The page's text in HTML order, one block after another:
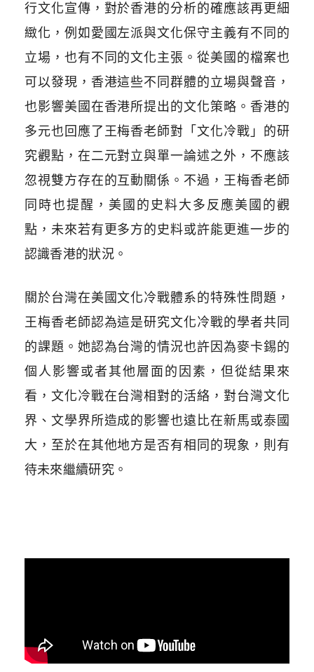
行文化宣傳，對於香港的分析的確應該再更細
緻化，例如愛國左派與文化保守主義有不同的
立場，也有不同的文化主張。從美國的檔案也
可以發現，香港這些不同群體的立場與聲音，
也影響美國在香港所提出的文化策略。香港的
多元也回應了王梅香老師對「文化冷戰」的研
究觀點，在二元對立與單一論述之外，不應該
忽視雙方存在的互動關係。不過，王梅香老師
同時也提醒，美國的史料大多反應美國的觀
點，未來若有更多方的史料或許能更進一步的
認識香港的狀況。
關於台灣在美國文化冷戰體系的特殊性問題，
王梅香老師認為這是研究文化冷戰的學者共同
的課題。她認為台灣的情況也許因為麥卡錫的
個人影響或者其他層面的因素，但從結果來
看，文化冷戰在台灣相對的活絡，對台灣文化
界、文學界所造成的影響也遠比在新馬或泰國
大，至於在其他地方是否有相同的現象，則有
待未來繼續研究。